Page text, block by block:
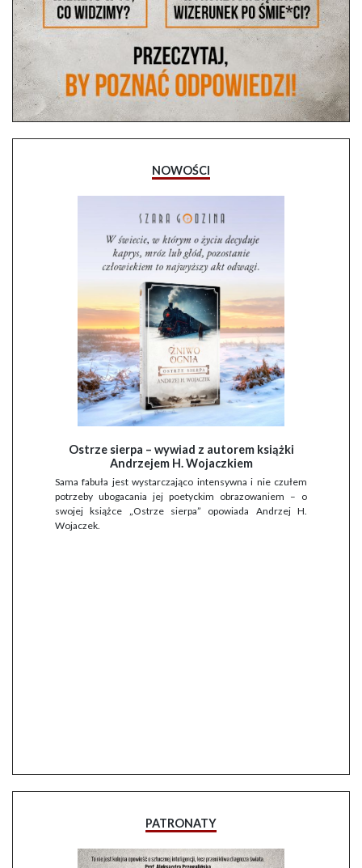
NOWOŚCI
Ostrze sierpa – wywiad z autorem książki
Andrzejem H. Wojaczkiem
Sama fabuła jest wystarczająco intensywna i nie czułem
potrzeby ubogacania jej poetyckim obrazowaniem – o
swojej książce „Ostrze sierpa” opowiada Andrzej H.
Wojaczek.
PATRONATY